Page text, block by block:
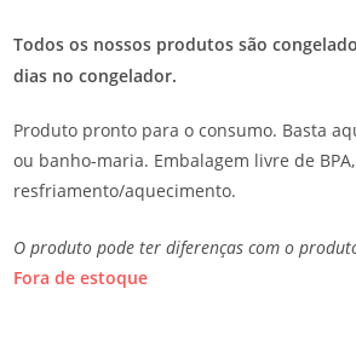
Todos os nossos produtos são
dias no congelador.
Produto pronto para o consumo. Basta
ou banho-maria. Embalagem livre de
resfriamento/aquecimento.
O produto pode ter diferenças com o
Fora de estoque